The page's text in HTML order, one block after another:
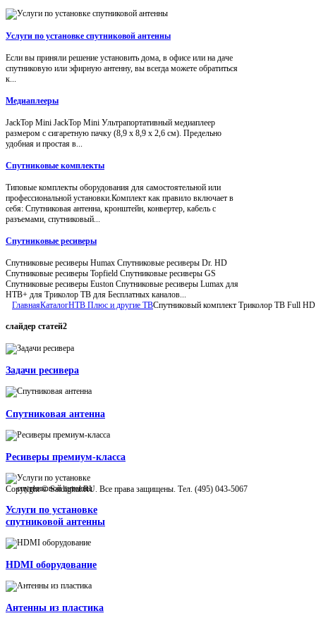
Услуги по установке спутниковой антенны
Если вы приняли решение установить дома, в офисе или на даче
спутниковую или эфирную антенну, вы всегда можете обратиться
к...
Медиаплееры
JackTop Mini JackTop Mini Ультрапортативный медиаплеер
размером с сигаретную пачку (8,9 x 8,9 x 2,6 см). Предельно
удобная и простая в...
Спутниковые комплекты
Типовые комплекты оборудования для самостоятельной или
профессиональной установки.Комплект как правило включает в
себя: Спутниковая антенна, кронштейн, конвертер, кабель с
разъемами, спутниковый...
Спутниковые ресиверы
Спутниковые ресиверы Humax Спутниковые ресиверы Dr. HD
Спутниковые ресиверы Topfield Спутниковые ресиверы GS
Спутниковые ресиверы Euston Спутниковые ресиверы Lumax для
НТВ+ для Триколор ТВ для Бесплатных каналов...
ГлавнаяКаталогНТВ Плюс и другие ТВСпутниковый комплект Триколор ТВ Full
слайдер статей2
Задачи ресивера
Спутниковая антенна
Ресиверы премиум-класса
Услуги по установке
спутниковой антенны
HDMI оборудование
Антенны из пластика
Copyright © Satdigital.RU. Все права защищены. Тел. (495) 043-5067